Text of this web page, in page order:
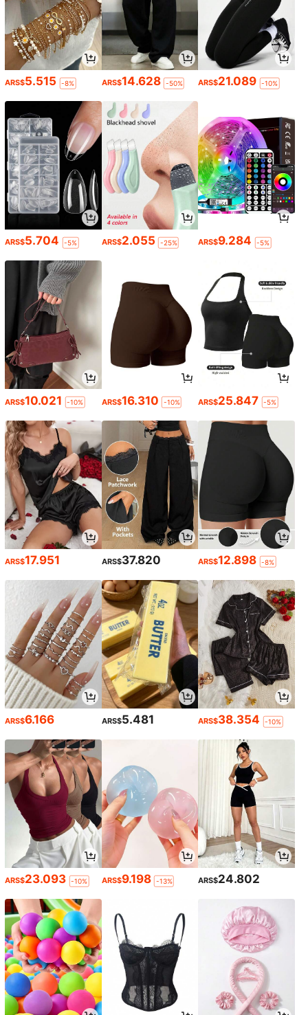
ARS$5.515 -8% ARS$14.628 -50% ARS$21.089 -10%
ARS$5.704 -5% ARS$2.055 -25% ARS$9.284 -5%
ARS$10.021 -10% ARS$16.310 -10% ARS$25.847 -5%
ARS$17.951 ARS$37.820 ARS$12.898 -8%
ARS$6.166 ARS$5.481 ARS$38.354 -10%
ARS$23.093 -10% ARS$9.198 -13% ARS$24.802